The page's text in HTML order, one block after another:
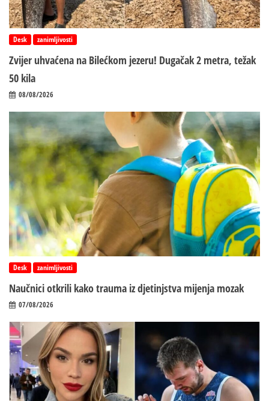
Desk zanimljivosti
Zvijer uhvaćena na Bilećkom jezeru! Dugačak 2 metra, težak
50 kila
08/08/2026
Desk zanimljivosti
Naučnici otkrili kako trauma iz d‌jetinjstva mijenja mozak
07/08/2026